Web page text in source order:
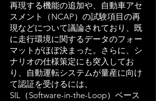
再現する機能の追加や、自動車アセ
スメント（NCAP）の試験項目の再
現などについて議論されており、既
に走行環境に関するデータのフォー
マットがほぼ決まった。さらに、シ
ナリオの仕様策定にも突入してお
り、自動運転システムが量産に向け
て認証を受けるには、
SIL（Software-in-the-Loop）ベース